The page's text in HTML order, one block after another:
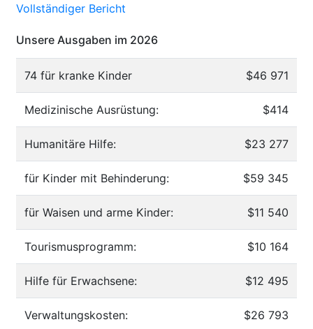
Vollständiger Bericht
Unsere Ausgaben im 2026
74 für kranke Kinder $46 971
Medizinische Ausrüstung: $414
Humanitäre Hilfe: $23 277
für Kinder mit Behinderung: $59 345
für Waisen und arme Kinder: $11 540
Tourismusprogramm: $10 164
Hilfe für Erwachsene: $12 495
Verwaltungskosten: $26 793